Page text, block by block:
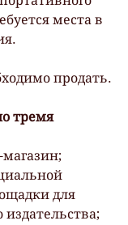
места в
продать.
тремя
магазин;
для
издательства;